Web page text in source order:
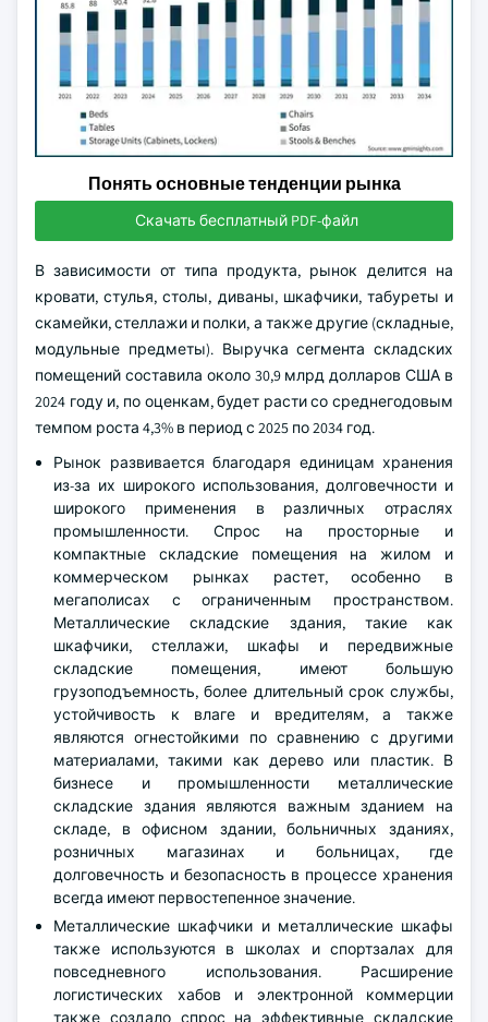
Понять основные тенденции рынка
Скачать бесплатный PDF-файл
В зависимости от типа продукта, рынок делится на
кровати, стулья, столы, диваны, шкафчики, табуреты и
скамейки, стеллажи и полки, а также другие (складные,
модульные предметы). Выручка сегмента складских
помещений составила около 30,9 млрд долларов США в
2024 году и, по оценкам, будет расти со среднегодовым
темпом роста 4,3% в период с 2025 по 2034 год.
Рынок развивается благодаря единицам хранения
из-за их широкого использования, долговечности и
широкого применения в различных отраслях
промышленности. Спрос на просторные и
компактные складские помещения на жилом и
коммерческом рынках растет, особенно в
мегаполисах с ограниченным пространством.
Металлические складские здания, такие как
шкафчики, стеллажи, шкафы и передвижные
складские помещения, имеют большую
грузоподъемность, более длительный срок службы,
устойчивость к влаге и вредителям, а также
являются огнестойкими по сравнению с другими
материалами, такими как дерево или пластик. В
бизнесе и промышленности металлические
складские здания являются важным зданием на
складе, в офисном здании, больничных зданиях,
розничных магазинах и больницах, где
долговечность и безопасность в процессе хранения
всегда имеют первостепенное значение.
Металлические шкафчики и металлические шкафы
также используются в школах и спортзалах для
повседневного использования. Расширение
логистических хабов и электронной коммерции
также создало спрос на эффективные складские